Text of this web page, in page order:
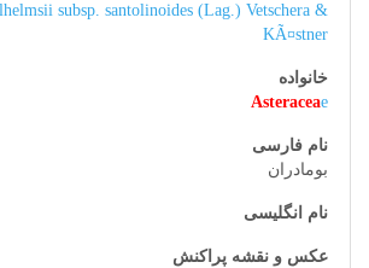
subsp. santolinoides (Lag.) Vetschera &
KÃ¤stner
Asteraceae
بومادران